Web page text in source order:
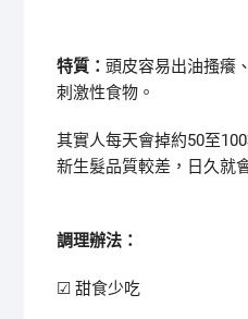
特質： 頭皮容易出油搔癢
刺激性食物。
其實人每天會掉約50至
新生髮品質較差，日久就
調理辦法：
☑ 甜食少吃